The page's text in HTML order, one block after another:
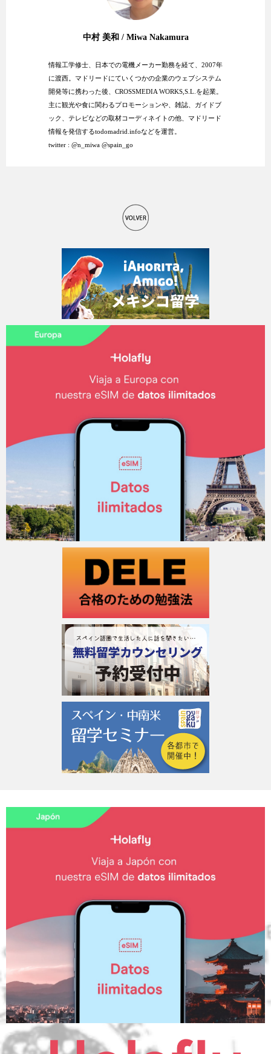
中村 美和 / Miwa Nakamura
情報工学修士、日本での電機メーカー勤務を経て、2007年
に渡西。マドリードにていくつかの企業のウェブシステム
開発等に携わった後、CROSSMEDIA WORKS,S.L.を起業。
主に観光や食に関わるプロモーションや、雑誌、ガイドブ
ック、テレビなどの取材コーディネイトの他、マドリード
情報を発信するtodomadrid.infoなどを運営。
twitter : @n_miwa @spain_go